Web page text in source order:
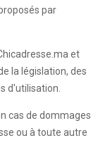
par
et
la législation, des
d'utilisation.
cas de dommages
ou à toute autre